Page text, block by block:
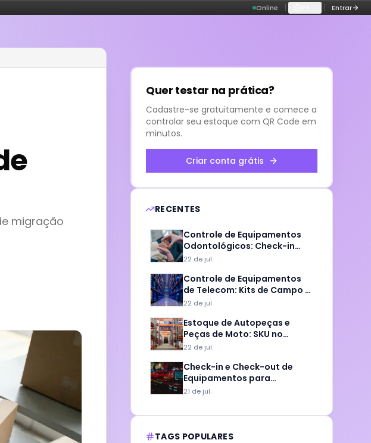
Online Entrar
migração
Quer testar na prática?
Cadastre-se gratuitamente e comece a
controlar seu estoque com QR Code em
minutos.
Criar conta grátis
RECENTES
Controle de Equipamentos
Odontológicos: Check-in
para Clínicas e Labs
22 de jul.
Controle de Equipamentos
de Telecom: Kits de Campo e
Check-in
22 de jul.
Estoque de Autopeças e
Peças de Moto: SKU no
Balcão
22 de jul.
Check-in e Check-out de
Equipamentos para
Empresas de Eventos
21 de jul.
TAGS POPULARES